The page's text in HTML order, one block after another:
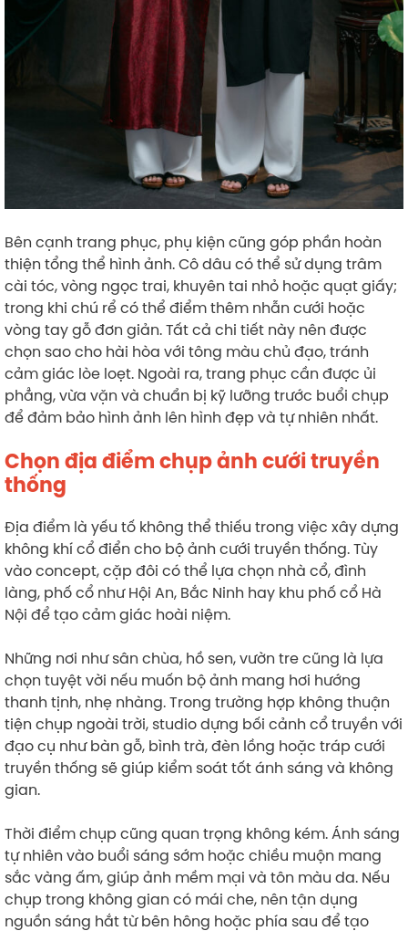
Bên cạnh trang phục, phụ kiện cũng góp phần hoàn
thiện tổng thể hình ảnh. Cô dâu có thể sử dụng trâm
cài tóc, vòng ngọc trai, khuyên tai nhỏ hoặc quạt giấy;
trong khi chú rể có thể điểm thêm nhẫn cưới hoặc
vòng tay gỗ đơn giản. Tất cả chi tiết này nên được
chọn sao cho hài hòa với tông màu chủ đạo, tránh
cảm giác lòe loẹt. Ngoài ra, trang phục cần được ủi
phẳng, vừa vặn và chuẩn bị kỹ lưỡng trước buổi chụp
để đảm bảo hình ảnh lên hình đẹp và tự nhiên nhất.
Chọn địa điểm chụp ảnh cưới truyền
thống
Địa điểm là yếu tố không thể thiếu trong việc xây dựng
không khí cổ điển cho bộ ảnh cưới truyền thống. Tùy
vào concept, cặp đôi có thể lựa chọn nhà cổ, đình
làng, phố cổ như Hội An, Bắc Ninh hay khu phố cổ Hà
Nội để tạo cảm giác hoài niệm.
Những nơi như sân chùa, hồ sen, vườn tre cũng là lựa
chọn tuyệt vời nếu muốn bộ ảnh mang hơi hướng
thanh tịnh, nhẹ nhàng. Trong trường hợp không thuận
tiện chụp ngoài trời, studio dựng bối cảnh cổ truyền với
đạo cụ như bàn gỗ, bình trà, đèn lồng hoặc tráp cưới
truyền thống sẽ giúp kiểm soát tốt ánh sáng và không
gian.
Thời điểm chụp cũng quan trọng không kém. Ánh sáng
tự nhiên vào buổi sáng sớm hoặc chiều muộn mang
sắc vàng ấm, giúp ảnh mềm mại và tôn màu da. Nếu
chụp trong không gian có mái che, nên tận dụng
nguồn sáng hắt từ bên hông hoặc phía sau để tạo